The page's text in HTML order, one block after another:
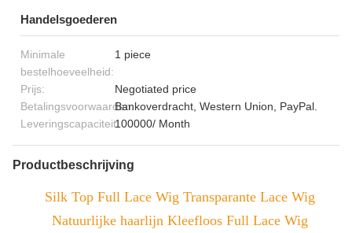
Handelsgoederen
Minimale
bestelhoeveelheid:
1 piece
Prijs:
Negotiated price
Betalingsvoorwaarden:Bankoverdracht, Western Union, PayPal.
Leveringscapaciteit:100000/ Month
Productbeschrijving
Silk Top Full Lace Wig Transparante Lace Wig
Natuurlijke haarlijn Kleefloos Full Lace Wig